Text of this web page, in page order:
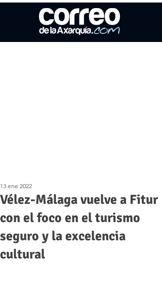
Vélez-Málaga vuelve a Fitur
con el foco en el turismo
seguro y la excelencia
cultural
13 ene 2022